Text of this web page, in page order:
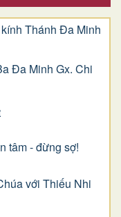
Thánh Đa Minh
Đa Minh Gx. Chi
tâm - đừng sợ!
với Thiếu Nhi